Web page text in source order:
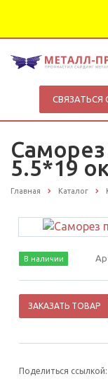
5.5*19
Главная Каталог
В наличии
ЗАКАЗАТЬ ТОВАР
Поделиться ссылкой: